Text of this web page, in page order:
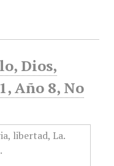
Dios,
Año 8, No